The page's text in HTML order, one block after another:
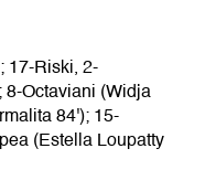
17-Riski, 2-
Octaviani (Widja
84'); 15-
(Estella Loupatty